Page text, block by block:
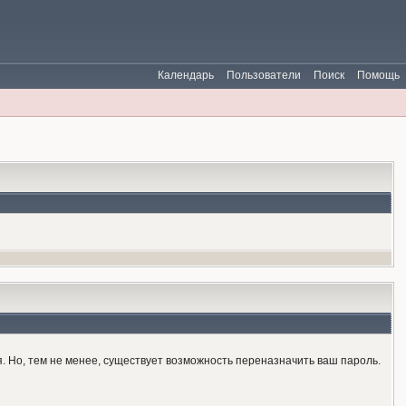
Помощь
Поиск
Пользователи
Календарь
Но, тем не менее, существует возможность переназначить ваш пароль.